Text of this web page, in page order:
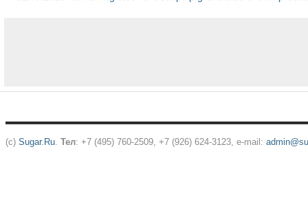
(c) Sugar.Ru. Тел: +7 (495) 760-2509, +7 (926) 624-3123, e-mail: